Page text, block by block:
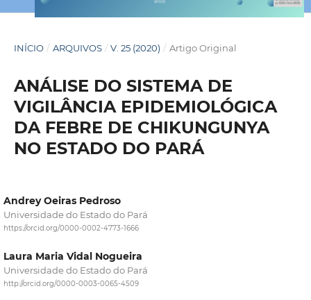
INÍCIO / ARQUIVOS / V. 25 (2020) / Artigo Original
ANÁLISE DO SISTEMA DE
VIGILÂNCIA EPIDEMIOLÓGICA
DA FEBRE DE CHIKUNGUNYA
NO ESTADO DO PARÁ
Andrey Oeiras Pedroso
Universidade do Estado do Pará
https://orcid.org/0000-0002-4773-1666
Laura Maria Vidal Nogueira
Universidade do Estado do Pará
http://orcid.org/0000-0003-0065-4509